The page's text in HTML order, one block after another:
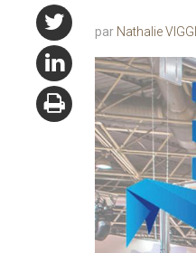
Nathalie